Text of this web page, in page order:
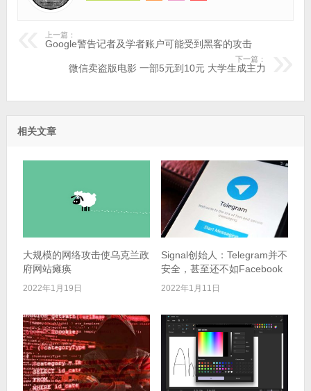
上一篇：
Google警告记者及学者账户可能受到黑客的攻击
下一篇：
微信卖盗版电影 一部5元到10元 大学生成主力
相关文章
大规模的网络攻击使乌克兰政
府网站瘫痪
2022年1月19日
Signal创始人：Telegram并不
安全，甚至还不如Facebook
2022年1月11日